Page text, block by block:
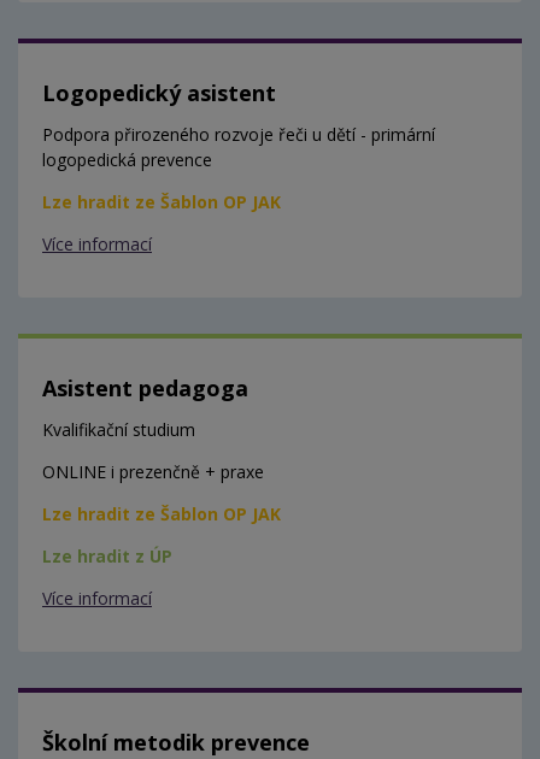
Logopedický asistent
Podpora přirozeného rozvoje řeči u dětí - primární
logopedická prevence
Lze hradit ze Šablon OP JAK
Více informací
Asistent pedagoga
Kvalifikační studium
ONLINE i prezenčně + praxe
Lze hradit ze Šablon OP JAK
Lze hradit z ÚP
Více informací
Školní metodik prevence